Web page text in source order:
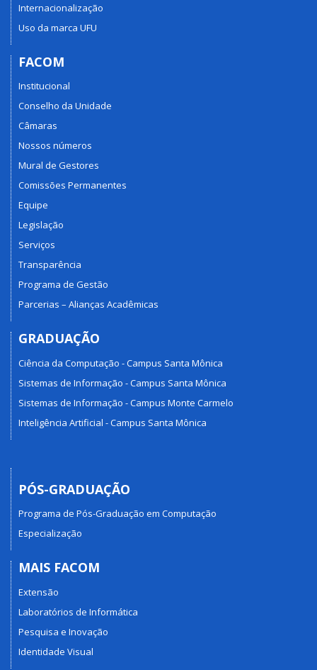
Internacionalização
Uso da marca UFU
FACOM
Institucional
Conselho da Unidade
Câmaras
Nossos números
Mural de Gestores
Comissões Permanentes
Equipe
Legislação
Serviços
Transparência
Programa de Gestão
Parcerias – Alianças Acadêmicas
GRADUAÇÃO
Ciência da Computação - Campus Santa Mônica
Sistemas de Informação - Campus Santa Mônica
Sistemas de Informação - Campus Monte Carmelo
Inteligência Artificial - Campus Santa Mônica
PÓS-GRADUAÇÃO
Programa de Pós-Graduação em Computação
Especialização
MAIS FACOM
Extensão
Laboratórios de Informática
Pesquisa e Inovação
Identidade Visual